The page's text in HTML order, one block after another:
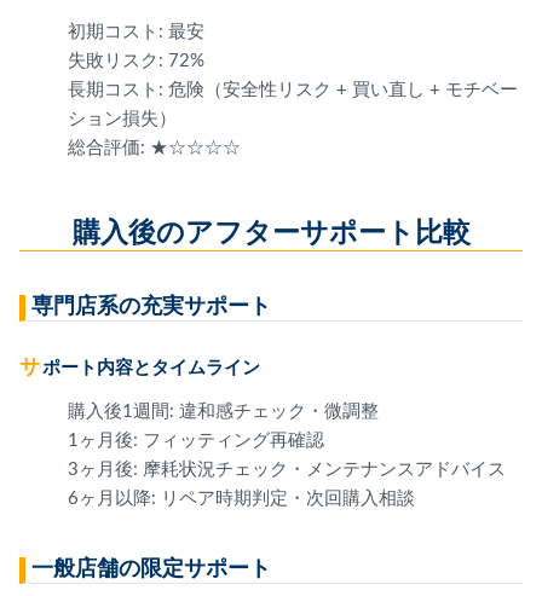
初期コスト: 最安
失敗リスク: 72%
長期コスト: 危険（安全性リスク + 買い直し + モチベー
ション損失）
総合評価: ★☆☆☆☆
購入後のアフターサポート比較
専門店系の充実サポート
サポート内容とタイムライン
購入後1週間: 違和感チェック・微調整
1ヶ月後: フィッティング再確認
3ヶ月後: 摩耗状況チェック・メンテナンスアドバイス
6ヶ月以降: リペア時期判定・次回購入相談
一般店舗の限定サポート